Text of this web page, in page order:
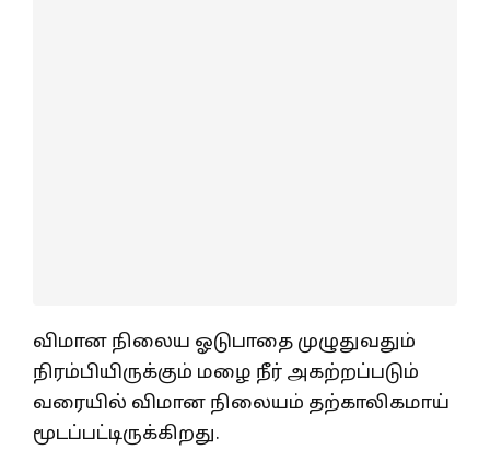
விமான நிலைய ஓடுபாதை முழுதுவதும்
நிரம்பியிருக்கும் மழை நீர் அகற்றப்படும்
வரையில் விமான நிலையம் தற்காலிகமாய்
மூடப்பட்டிருக்கிறது.